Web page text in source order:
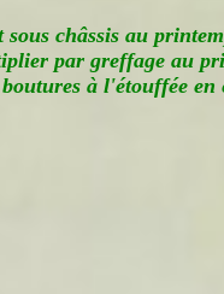
sous châssis au
par greffage au
à l'étouffée en